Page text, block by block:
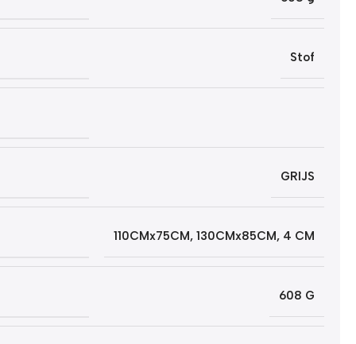
Stof
GRIJS
110CMx75CM, 130CMx85CM, 4 CM
608 G